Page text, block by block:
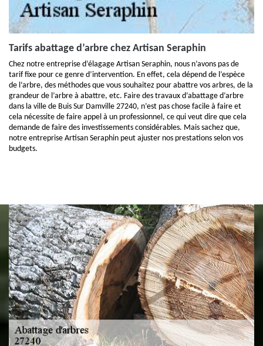
Tarifs abattage d’arbre chez Artisan Seraphin
Chez notre entreprise d’élagage Artisan Seraphin, nous n’avons pas de
tarif fixe pour ce genre d’intervention. En effet, cela dépend de l’espèce
de l’arbre, des méthodes que vous souhaitez pour abattre vos arbres, de la
grandeur de l’arbre à abattre, etc. Faire des travaux d’abattage d’arbre
dans la ville de Buis Sur Damville 27240, n’est pas chose facile à faire et
cela nécessite de faire appel à un professionnel, ce qui veut dire que cela
demande de faire des investissements considérables. Mais sachez que,
notre entreprise Artisan Seraphin peut ajuster nos prestations selon vos
budgets.